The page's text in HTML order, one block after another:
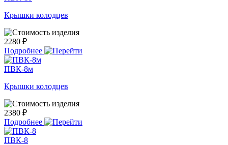
Крышки колодцев
2280 ₽
Подробнее
ПВК-8м
Крышки колодцев
2380 ₽
Подробнее
ПВК-8